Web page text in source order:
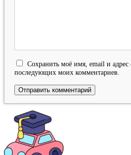
Сохранить моё имя, email и адрес
последующих моих комментариев.